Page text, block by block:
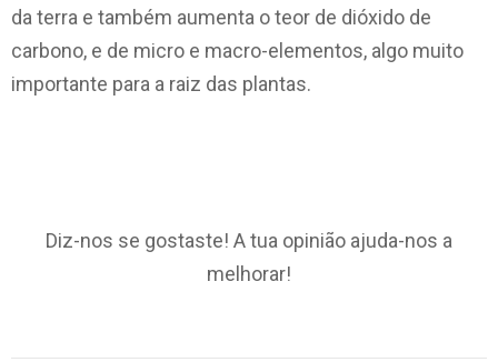
da terra e também aumenta o teor de dióxido de
carbono, e de micro e macro-elementos, algo muito
importante para a raiz das plantas.
Diz-nos se gostaste! A tua opinião ajuda-nos a
melhorar!